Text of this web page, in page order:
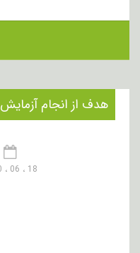
هدف از انجام آزمایش Test Salicylates چیست؟
18 ، 06 ، 1400